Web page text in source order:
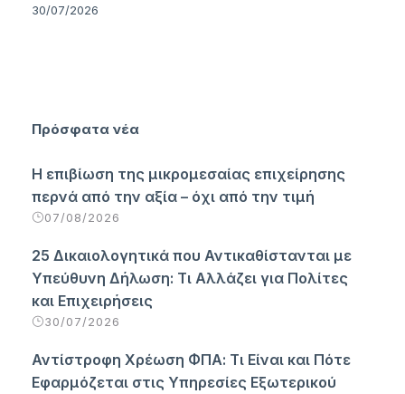
30/07/2026
Πρόσφατα νέα
Η επιβίωση της μικρομεσαίας επιχείρησης
περνά από την αξία – όχι από την τιμή
07/08/2026
25 Δικαιολογητικά που Αντικαθίστανται με
Υπεύθυνη Δήλωση: Τι Αλλάζει για Πολίτες
και Επιχειρήσεις
30/07/2026
Αντίστροφη Χρέωση ΦΠΑ: Τι Είναι και Πότε
Εφαρμόζεται στις Υπηρεσίες Εξωτερικού